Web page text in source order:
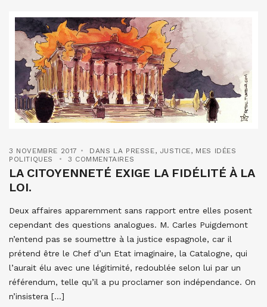
3 NOVEMBRE 2017 DANS LA PRESSE, JUSTICE, MES IDÉES
POLITIQUES
3 COMMENTAIRES
LA CITOYENNETÉ EXIGE LA FIDÉLITÉ À LA
LOI.
Deux affaires apparemment sans rapport entre elles posent
cependant des questions analogues. M. Carles Puigdemont
n’entend pas se soumettre à la justice espagnole, car il
prétend être le Chef d’un Etat imaginaire, la Catalogne, qui
l’aurait élu avec une légitimité, redoublée selon lui par un
référendum, telle qu’il a pu proclamer son indépendance. On
n’insistera […]